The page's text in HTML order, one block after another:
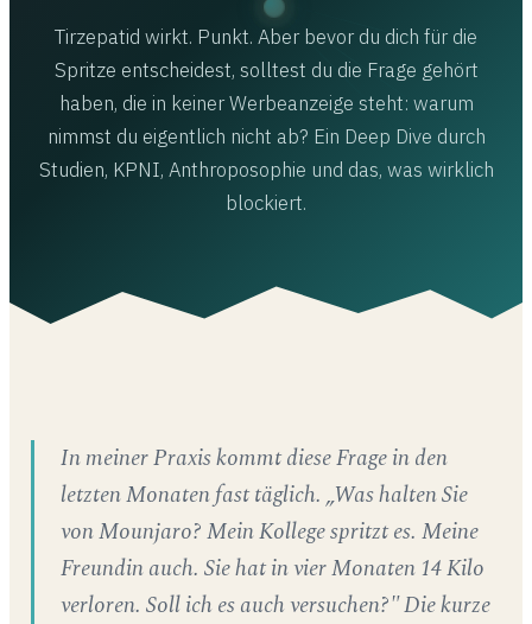
Tirzepatid wirkt. Punkt. Aber bevor du dich für die
Spritze entscheidest, solltest du die Frage gehört
haben, die in keiner Werbeanzeige steht: warum
nimmst du eigentlich nicht ab? Ein Deep Dive durch
Studien, KPNI, Anthroposophie und das, was wirklich
blockiert.
In meiner Praxis kommt diese Frage in den
letzten Monaten fast täglich. „Was halten Sie
von Mounjaro? Mein Kollege spritzt es. Meine
Freundin auch. Sie hat in vier Monaten 14 Kilo
verloren. Soll ich es auch versuchen?" Die kurze